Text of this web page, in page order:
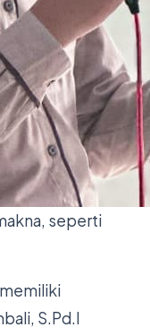
seperti
S.Pd.I